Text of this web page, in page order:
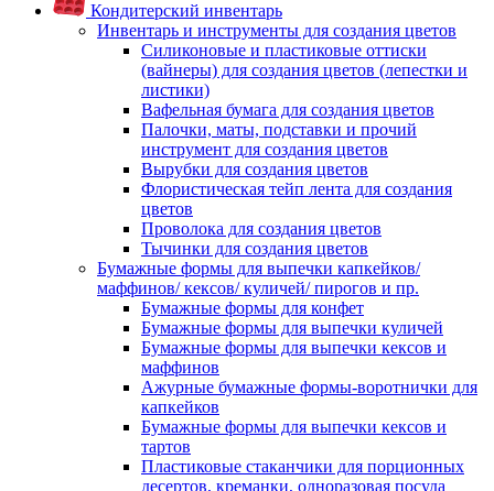
Кондитерский инвентарь
Инвентарь и инструменты для создания цветов
Силиконовые и пластиковые оттиски
(вайнеры) для создания цветов (лепестки и
листики)
Вафельная бумага для создания цветов
Палочки, маты, подставки и прочий
инструмент для создания цветов
Вырубки для создания цветов
Флористическая тейп лента для создания
цветов
Проволока для создания цветов
Тычинки для создания цветов
Бумажные формы для выпечки капкейков/
маффинов/ кексов/ куличей/ пирогов и пр.
Бумажные формы для конфет
Бумажные формы для выпечки куличей
Бумажные формы для выпечки кексов и
маффинов
Ажурные бумажные формы-воротнички для
капкейков
Бумажные формы для выпечки кексов и
тартов
Пластиковые стаканчики для порционных
десертов, креманки, одноразовая посуда